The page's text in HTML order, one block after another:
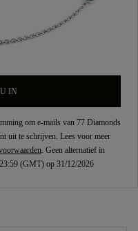
IN
om e-mails van 77 Diamonds
uit te schrijven. Lees voor meer
. Geen alternatief in
(GMT) op 31/12/2026